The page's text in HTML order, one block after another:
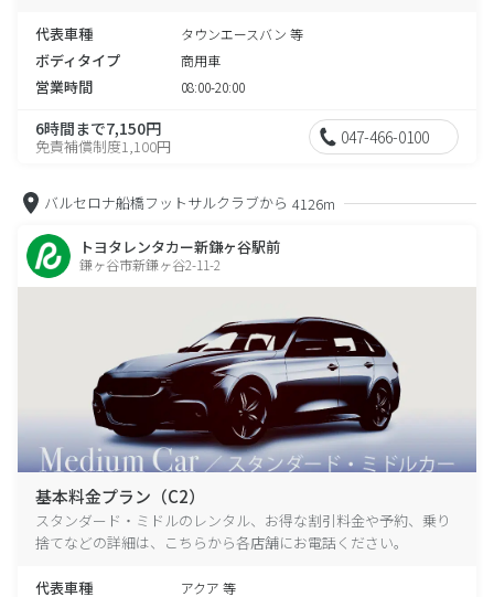
代表車種 タウンエースバン 等
ボディタイプ 商用車
営業時間 08:00-20:00
6時間まで7,150円
免責補償制度1,100円 047-466-0100
バルセロナ船橋フットサルクラブから 4126m
トヨタレンタカー新鎌ヶ谷駅前
鎌ヶ谷市新鎌ヶ谷2-11-2
基本料金プラン（C2）
スタンダード・ミドルのレンタル、お得な割引料金や予約、乗り
捨てなどの詳細は、こちらから各店舗にお電話ください。
代表車種 アクア 等